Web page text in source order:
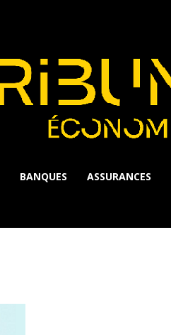
BANQUES ASSURANCES